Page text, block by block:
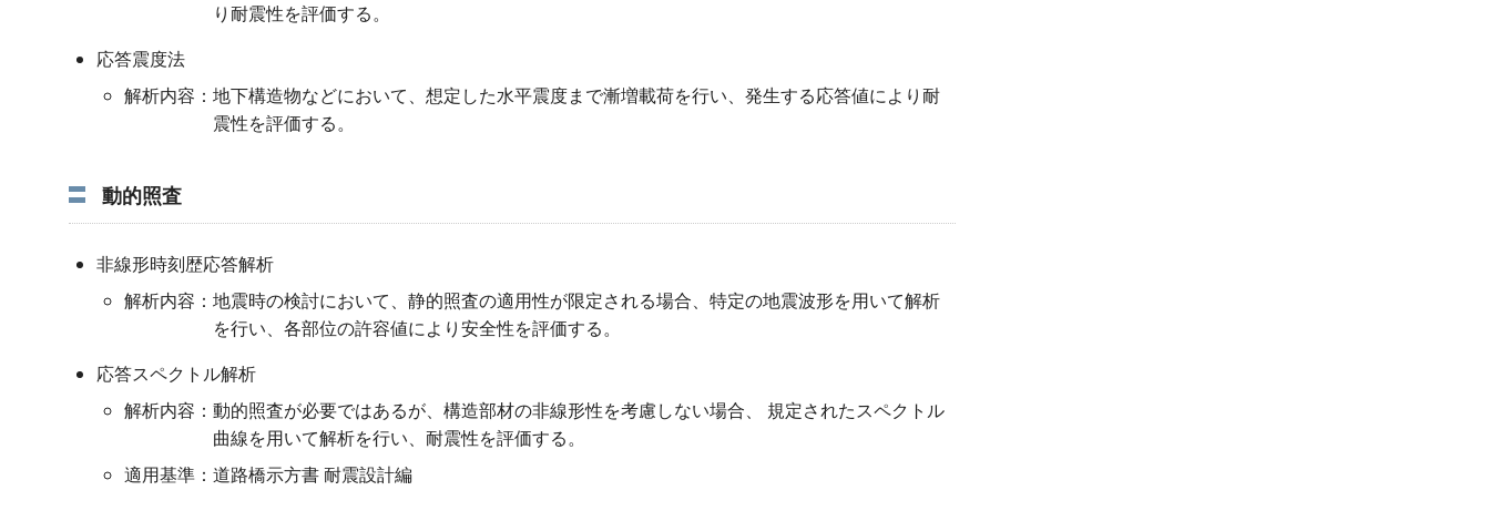
り耐震性を評価する。
応答震度法
解析内容： 地下構造物などにおいて、想定した水平震度まで漸増載荷を行い、発生する応答値により耐
震性を評価する。
動的照査
非線形時刻歴応答解析
解析内容： 地震時の検討において、静的照査の適用性が限定される場合、特定の地震波形を用いて解析
を行い、各部位の許容値により安全性を評価する。
応答スペクトル解析
解析内容： 動的照査が必要ではあるが、構造部材の非線形性を考慮しない場合、 規定されたスペクトル
曲線を用いて解析を行い、耐震性を評価する。
適用基準： 道路橋示方書 耐震設計編